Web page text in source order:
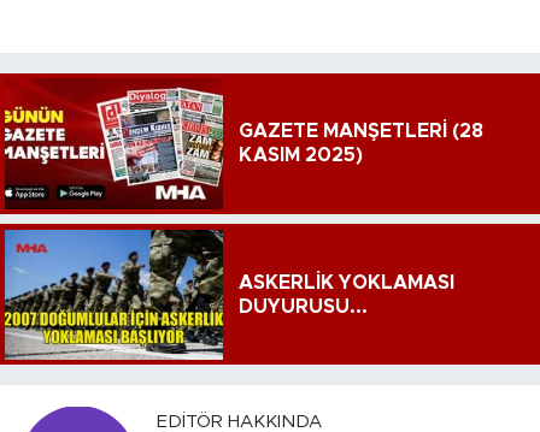
GAZETE MANŞETLERİ (28
KASIM 2025)
ASKERLİK YOKLAMASI
DUYURUSU...
EDITÖR HAKKINDA